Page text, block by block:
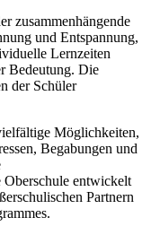
zusammenhängende
und Entspannung,
Lernzeiten
Bedeutung. Die
der Schüler
Möglichkeiten,
Begabungen und
entwickelt
Partnern